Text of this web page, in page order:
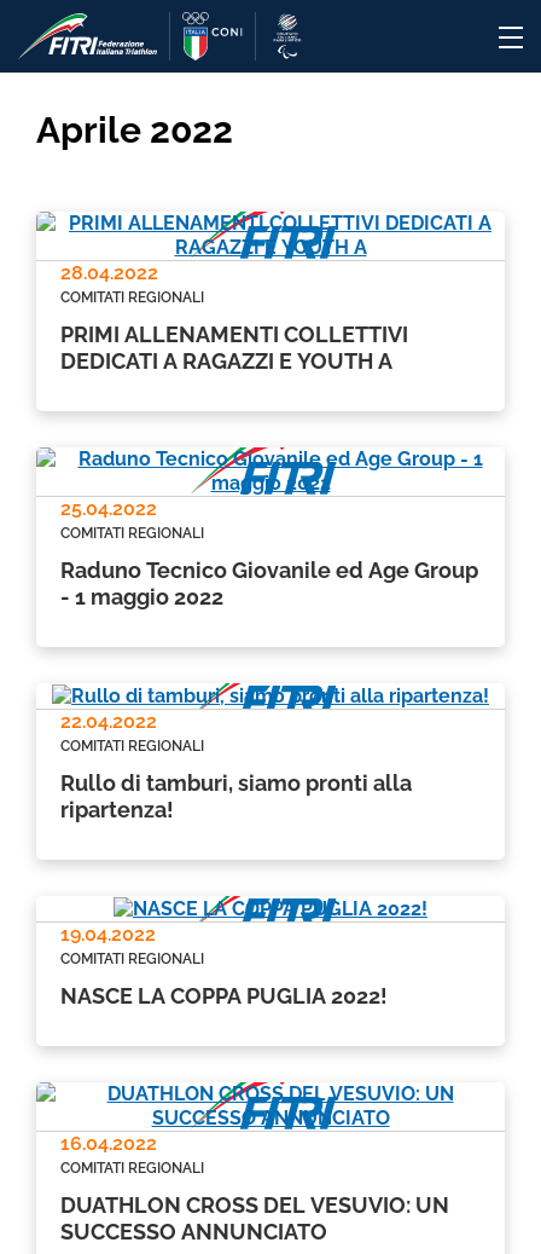
Aprile 2022
28.04.2022
COMITATI REGIONALI
PRIMI ALLENAMENTI COLLETTIVI
DEDICATI A RAGAZZI E YOUTH A
25.04.2022
COMITATI REGIONALI
Raduno Tecnico Giovanile ed Age Group
- 1 maggio 2022
22.04.2022
COMITATI REGIONALI
Rullo di tamburi, siamo pronti alla
ripartenza!
19.04.2022
COMITATI REGIONALI
NASCE LA COPPA PUGLIA 2022!
16.04.2022
COMITATI REGIONALI
DUATHLON CROSS DEL VESUVIO: UN
SUCCESSO ANNUNCIATO